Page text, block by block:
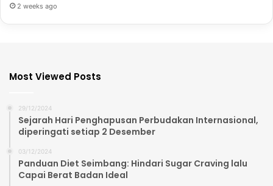
2 weeks ago
Most Viewed Posts
29/12/2024
Sejarah Hari Penghapusan Perbudakan Internasional,
diperingati setiap 2 Desember
03/12/2024
Panduan Diet Seimbang: Hindari Sugar Craving lalu
Capai Berat Badan Ideal